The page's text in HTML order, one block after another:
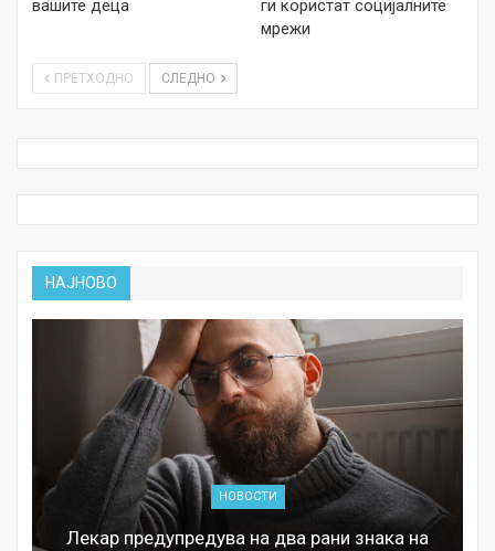
вашите деца
ги користат социјалните
мрежи
ПРЕТХОДНО СЛЕДНО
НАЈНОВО
НОВОСТИ
Лекар предупредува на два рани знака на